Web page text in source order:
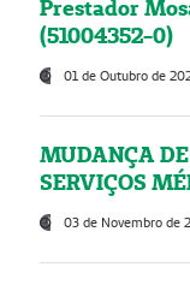
Prestador
(51004352-0)
01 de Outubro de
MUDANÇA
SERVIÇOS
03 de Novembro de